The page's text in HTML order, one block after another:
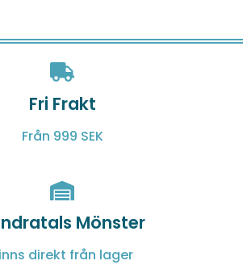
Fri Frakt
Från 999 SEK
Mönster
direkt från lager